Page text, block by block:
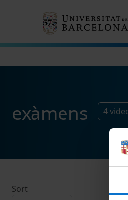
exàmens 4
Sort